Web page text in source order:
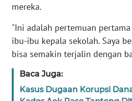
mereka.
"Ini adalah pertemuan
ibu-ibu kepala sekolah. Saya
bisa semakin terjalin dengan
Baca Juga:
Kasus Dugaan Korupsi
NTB
WN
WN
SULBAR